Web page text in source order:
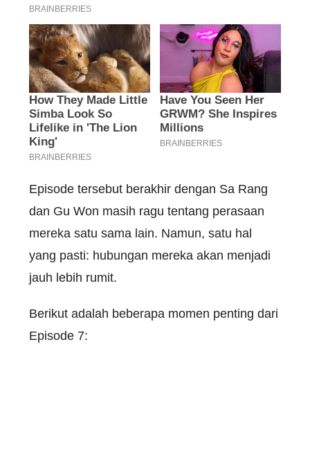
Episode tersebut berakhir dengan Sa Rang
dan Gu Won masih ragu tentang perasaan
mereka satu sama lain. Namun, satu hal
yang pasti: hubungan mereka akan menjadi
jauh lebih rumit.
Berikut adalah beberapa momen penting dari
Episode 7: